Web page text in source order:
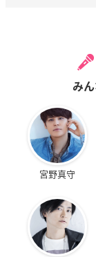
み
宮野真守